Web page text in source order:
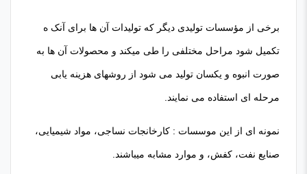
برخی از مؤسسات تولیدی دیگر که تولیدات آن ها برای آنک ه
تکمیل شود مراحل مختلفی را طی میکند و محصولات آن ها به
صورت انبوه و یکسان تولید می شود از روشهای هزینه یابی
مرحله ای استفاده می نمایند.
نمونه ای از این موسسات : کارخانجات نساجی، مواد شیمیایی،
صنایع نفت، کفش، و موارد مشابه میباشند.